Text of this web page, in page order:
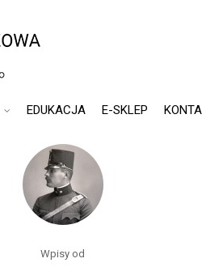
EDUKACJA E-SKLEP
Wpisy od